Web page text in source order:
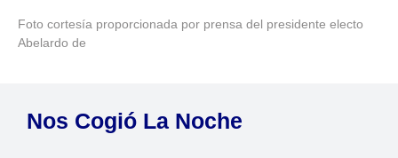
Foto cortesía proporcionada por prensa del presidente electo
Abelardo de
Nos Cogió La Noche